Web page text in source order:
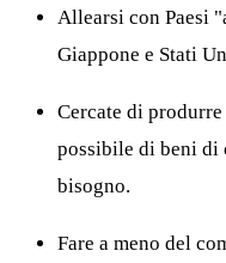
Allearsi con Paesi
Giappone e Stati
Cercate di
possibile di beni di
bisogno.
Fare a meno del